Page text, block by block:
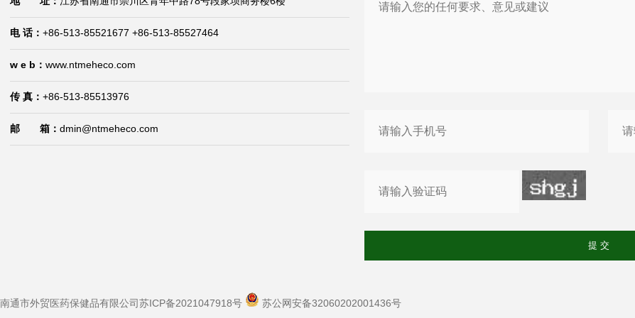
维生素E
维生素E琥珀酸酯
电 话：+86-513-85521677 +86-513-85527464
w e b：www.ntmeheco.com
传 真：+86-513-85513976
邮 箱：dmin@ntmeheco.com
南通市外贸医药保健品有限公司苏ICP备2021047918号 苏公网安备32060202001436号